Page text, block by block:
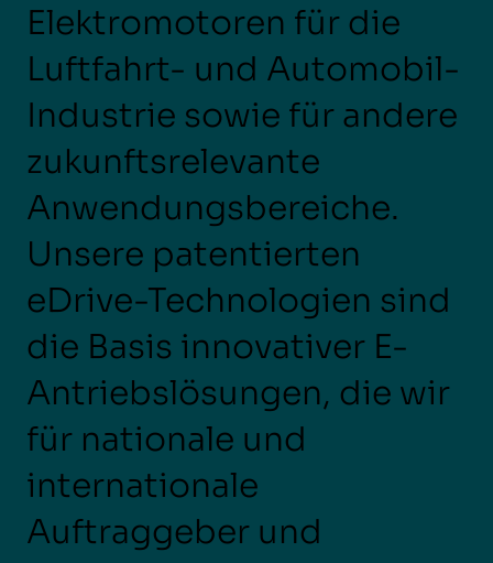
Elektromotoren für die
Luftfahrt- und Automobil-
Industrie sowie für andere
zukunftsrelevante
Anwendungsbereiche.
Unsere patentierten
eDrive-Technologien sind
die Basis innovativer E-
Antriebslösungen, die wir
für nationale und
internationale
Auftraggeber und